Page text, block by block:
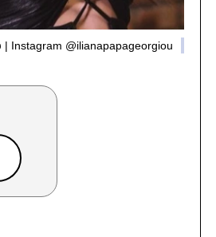
| Instagram @ilianapapageorgiou